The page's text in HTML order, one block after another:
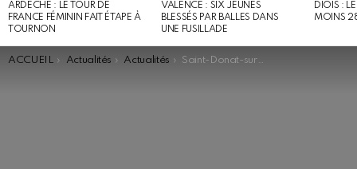
ARDÈCHE : LE TOUR DE
FRANCE FÉMININ FAIT ÉTAPE À
TOURNON
VALENCE : SIX JEUNES
BLESSÉS PAR BALLES DANS
UNE FUSILLADE
DIOIS :
MOINS
You are here:
ACCUEIL Actualités Actualités Saint-Donat-sur-l’Herbasse : Un conducteur perd la vie dans un accident